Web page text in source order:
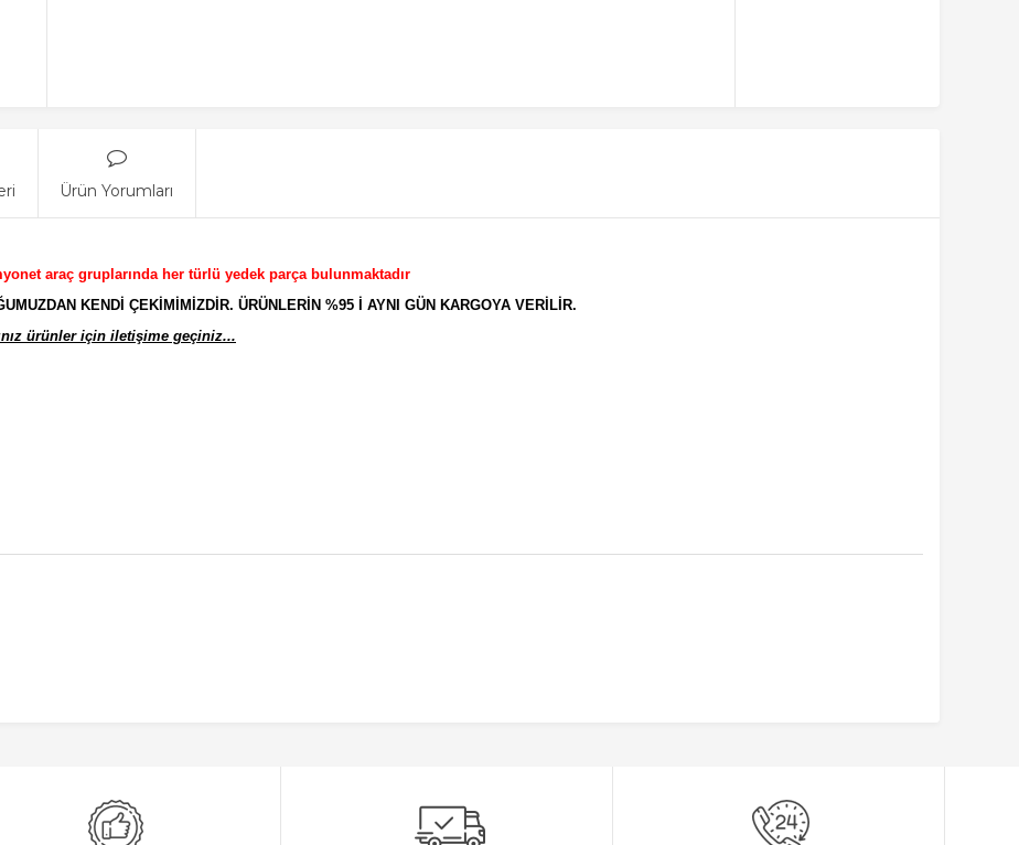
Ürün Yorumları
araç gruplarında her türlü yedek parça bulunmaktadır
KENDİ ÇEKİMİMİZDİR. ÜRÜNLERİN %95 İ AYNI GÜN KARGOYA VERİLİR.
ürünler için iletişime geçiniz...